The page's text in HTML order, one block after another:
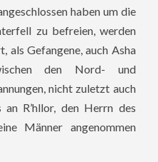
haben um die
zu befreien, werden
als Gefangene, auch Asha
den Nord- und
nicht zuletzt auch
an R’hllor, den Herrn des
Männer angenommen